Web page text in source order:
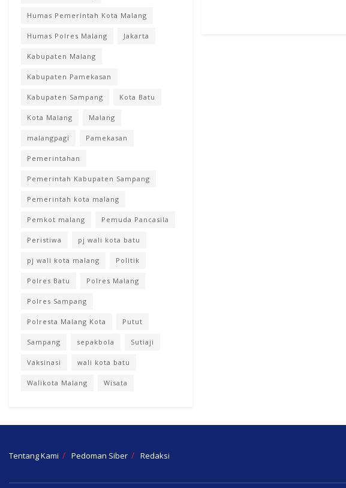
Humas Pemerintah Kota Malang
Humas Polres Malang Jakarta
Kabupaten Malang
Kabupaten Pamekasan
Kabupaten Sampang Kota Batu
Kota Malang Malang
malangpagi Pamekasan
Pemerintahan
Pemerintah Kabupaten Sampang
Pemerintah kota malang
Pemkot malang Pemuda Pancasila
Peristiwa pj wali kota batu
pj wali kota malang Politik
Polres Batu Polres Malang
Polres Sampang
Polresta Malang Kota Putut
Sampang sepakbola Sutiaji
Vaksinasi wali kota batu
Walikota Malang Wisata
Tentang Kami Pedoman Siber Redaksi